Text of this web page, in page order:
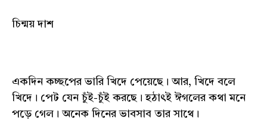
চিন্ময় দাশ
একদিন কচ্ছপের ভারি খিদে পেয়েছে। আর, খিদে বলে
খিদে। পেট যেন চুঁই-চুঁই করছে। হঠাৎই ঈগলের কথা মনে
পড়ে গেল। অনেক দিনের ভাবসাব তার সাথে।